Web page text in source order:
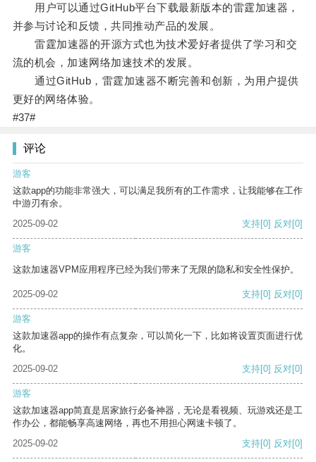
用户可以通过GitHub平台下载最新版本的雷霆加速器，
并参与讨论和反馈，共同推动产品的发展。
雷霆加速器的开源方式也为技术爱好者提供了学习和交
流的机会，加速网络加速技术的发展。
通过GitHub，雷霆加速器不断完善和创新，为用户提供
更好的网络体验。
#37#
评论
游客
这款app的功能非常强大，可以满足我所有的工作需求，让我能够在工作
中游刃有余。
2025-09-02
支持[0] 反对[0]
游客
这款加速器VPM应用程序已经为我们带来了无限的隐私和安全性保护。
2025-09-02 支持[0] 反对[0]
游客
这款加速器app的操作有点复杂，可以简化一下，比如将设置页面进行优
化。
2025-09-02
支持[0] 反对[0]
游客
这款加速器app简直是居家旅行必备神器，无论是看视频、玩游戏还是工
作办公，都能畅享高速网络，再也不用担心网速卡顿了。
2025-09-02
支持[0] 反对[0]